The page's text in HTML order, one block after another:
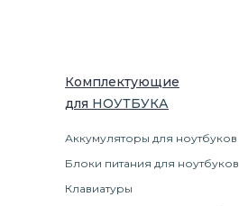
Комплектующие
для НОУТБУКА
Аккумуляторы для ноутбуков
Блоки питания для ноутбуков
Клавиатуры